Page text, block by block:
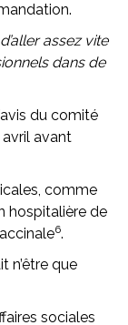
d’aller assez vite
dans de
du comité
avril avant
comme
hospitalière de
6.
n’être que
sociales